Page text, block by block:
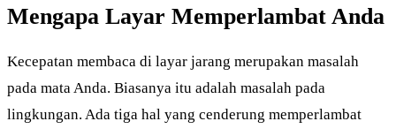
Mengapa Layar Memperlambat Anda
Kecepatan membaca di layar jarang merupakan masalah
pada mata Anda. Biasanya itu adalah masalah pada
lingkungan. Ada tiga hal yang cenderung memperlambat